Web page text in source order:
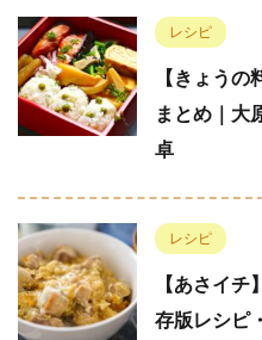
レシピ
【きょう
まとめ｜大
卓
レシピ
【あさイ
存版レシピ